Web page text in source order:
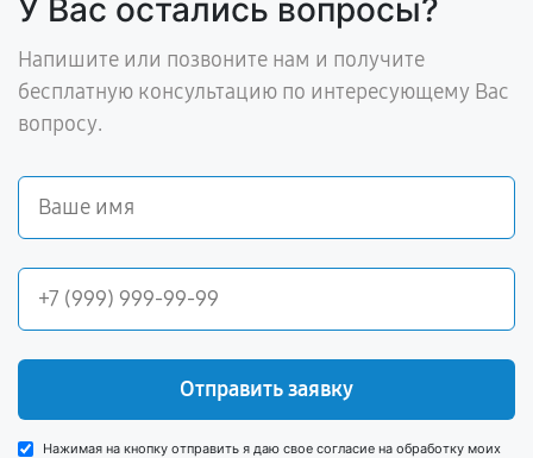
У Вас остались вопросы?
Напишите или позвоните нам и получите
бесплатную консультацию по интересующему Вас
вопросу.
Отправить заявку
Нажимая на кнопку отправить я даю свое согласие на обработку моих